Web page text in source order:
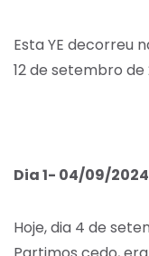
Esta YE decorreu
12 de setembro de
Dia 1- 04/09/2024
Hoje, dia 4 de